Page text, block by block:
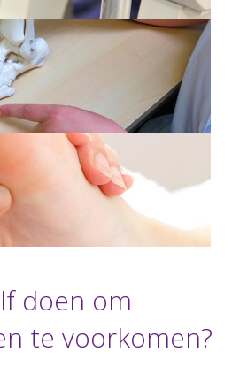
doen om
te voorkomen?